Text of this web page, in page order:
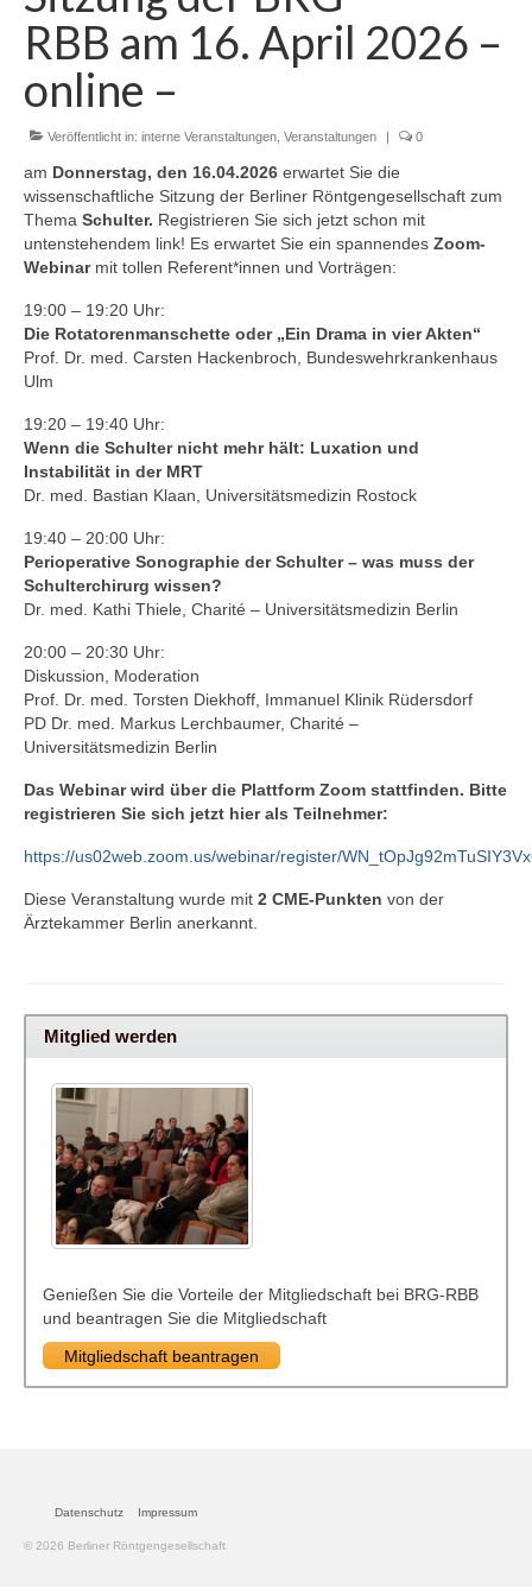
Zur Geschichte
Satzung
Veranstaltungen
Interne Veranstaltungen
Externe Veranstaltungen
Gustav-Bucky-Preis
Sponsoren
RBB am 16. April 2026 –
online –
Veröffentlicht in: interne Veranstaltungen Veranstaltungen | 0
am Donnerstag, den 16.04.2026 erwartet Sie die
wissenschaftliche Sitzung der Berliner Röntgengesellschaft zum
Thema Schulter. Registrieren Sie sich jetzt schon mit
untenstehendem link! Es erwartet Sie ein spannendes Zoom-
Webinarmit tollen Referent*innen und Vorträgen:
19:00 – 19:20 Uhr:
Die Rotatorenmanschette oder „Ein Drama in vier Akten“
Prof. Dr. med. Carsten Hackenbroch, Bundeswehrkrankenhaus
Ulm
19:20 – 19:40 Uhr:
Wenn die Schulter nicht mehr hält: Luxation und
Instabilität in der MRT
Dr. med. Bastian Klaan, Universitätsmedizin Rostock
19:40 – 20:00 Uhr:
Perioperative Sonographie der Schulter – was muss der
Schulterchirurg wissen?
Dr. med. Kathi Thiele, Charité – Universitätsmedizin Berlin
20:00 – 20:30 Uhr:
Diskussion, Moderation
Prof. Dr. med. Torsten Diekhoff, Immanuel Klinik Rüdersdorf
PD Dr. med. Markus Lerchbaumer, Charité –
Universitätsmedizin Berlin
Das Webinar wird über die Plattform Zoom stattfinden. Bitte
registrieren Sie sich jetzt hier als Teilnehmer:
https://us02web.zoom.us/webinar/register/
Diese Veranstaltung wurde mit 2 CME-Punkten von der
Ärztekammer Berlin anerkannt.
Mitglied werden
Genießen Sie die Vorteile der Mitgliedschaft bei BRG-RBB
und beantragen Sie die Mitgliedschaft
Mitgliedschaft beantragen
Datenschutz Impressum
© 2026 Berliner Röntgengesellschaft